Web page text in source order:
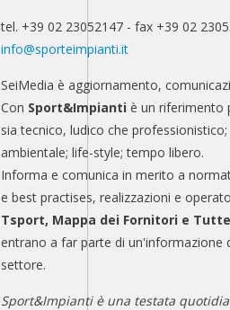
tel. +39 02 23052147 - fax +39 02
info@sporteimpianti.it
SeiMedia è aggiornamento,
Con Sport&Impianti è un riferimento
sia tecnico, ludico che
ambientale; life-style; tempo libero.
Informa e comunica in merito a
e best practises, realizzazioni e
Tsport, Mappa dei Fornitori e
entrano a far parte di un'informazione
settore.
Sport&Impianti è una testata